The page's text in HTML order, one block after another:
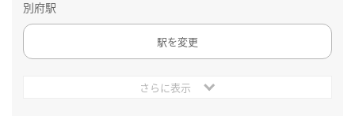
別府駅
駅を変更
さらに表示